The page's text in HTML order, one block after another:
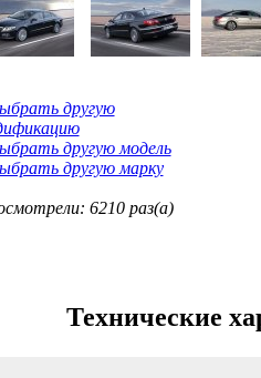
другую
другую модель
другую марку
6210 раз(а)
Технические